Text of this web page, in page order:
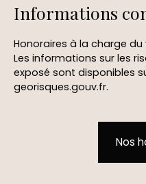
Informations
Honoraires à la charge du
Les informations sur les
exposé sont disponibles
georisques.gouv.fr.
Nos